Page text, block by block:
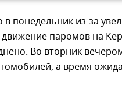
понедельник из-за
движение паромов на
Во вторник
а время